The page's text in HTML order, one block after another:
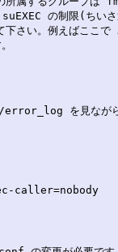
の制限(ちい
さい。例えばここで
を見なが
caller=nobody